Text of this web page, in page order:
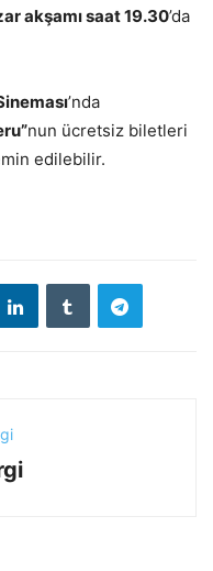
akşamı saat 19.30’da
’nda
nun ücretsiz biletleri
edilebilir.